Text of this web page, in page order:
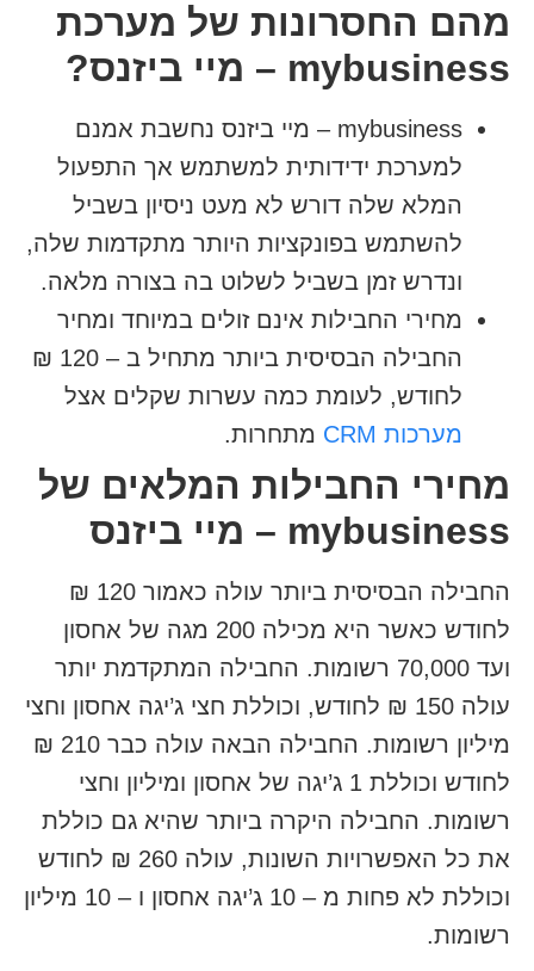
מהם החסרונות של מערכת
mybusiness – מיי ביזנס
?
mybusiness – מיי ביזנס נחשבת אמנם
למערכת ידידותית למשתמש אך התפעול
המלא שלה דורש לא מעט ניסיון בשביל
להשתמש בפונקציות היותר מתקדמות שלה,
ונדרש זמן בשביל לשלוט בה בצורה מלאה.
מחירי החבילות אינם זולים במיוחד ומחיר
החבילה הבסיסית ביותר מתחיל ב – 120 ₪
לחודש, לעומת כמה עשרות שקלים אצל
מערכות CRM
מתחרות.
מחירי החבילות המלאים של
mybusiness – מיי ביזנס
החבילה הבסיסית ביותר עולה כאמור 120 ₪
לחודש כאשר היא מכילה 200 מגה של אחסון
ועד 70,000 רשומות. החבילה המתקדמת יותר
עולה 150 ₪ לחודש, וכוללת חצי ג’יגה אחסון וחצי
מיליון רשומות. החבילה הבאה עולה כבר 210 ₪
לחודש וכוללת 1 ג’יגה של אחסון ומיליון וחצי
רשומות. החבילה היקרה ביותר שהיא גם כוללת
את כל האפשרויות השונות, עולה 260 ₪ לחודש
וכוללת לא פחות מ – 10 ג’יגה אחסון ו – 10 מיליון
רשומות.